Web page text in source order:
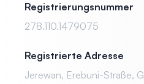
Registrierungsnummer
278.110.1479075
Registrierte Adresse
Jerewan, Erebuni-Straße,